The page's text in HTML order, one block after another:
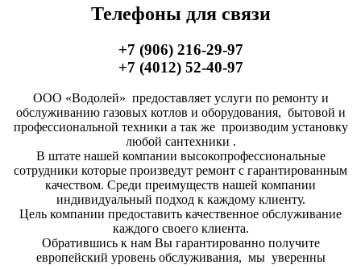
Телефоны для связи
+7 (906) 216-29-97
+7 (4012) 52-40-97
ООО «Водолей» предоставляет услуги по ремонту и
обслуживанию газовых котлов и оборудования, бытовой и
профессиональной техники а так же производим установку
любой сантехники .
В штате нашей компании высокопрофессиональные
сотрудники которые произведут ремонт с гарантированным
качеством. Среди преимуществ нашей компании
индивидуальный подход к каждому клиенту.
Цель компании предоставить качественное обслуживание
каждого своего клиента.
Обратившись к нам Вы гарантированно получите
европейский уровень обслуживания, мы уверенны